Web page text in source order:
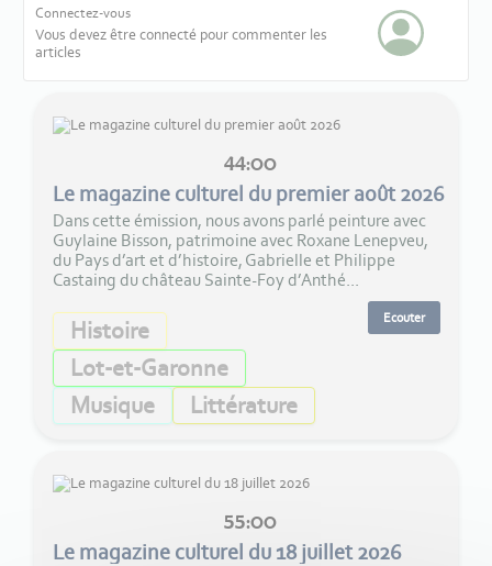
Connectez-vous
Vous devez être connecté pour commenter les
articles
44:00
Le magazine culturel du premier août 2026
Dans cette émission, nous avons parlé peinture avec
Guylaine Bisson, patrimoine avec Roxane Lenepveu,
du Pays d’art et d’histoire, Gabrielle et Philippe
Castaing du château Sainte-Foy d’Anthé...
Histoire
Lot-et-Garonne
Musique
Littérature
Ecouter
55:00
Le magazine culturel du 18 juillet 2026